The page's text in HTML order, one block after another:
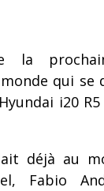
la
qui se
i20
déjà au
Fabio